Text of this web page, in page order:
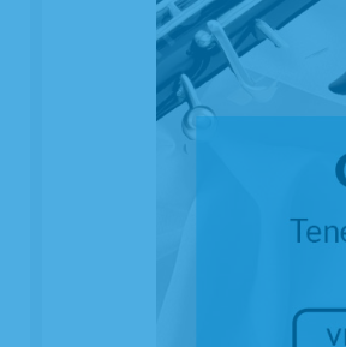
Abrazadera Y Boquillero
Requinto Bg Super Revelation
EN STOCK. CÓMPRALO Y LO RECIBIRÁS AL DIA